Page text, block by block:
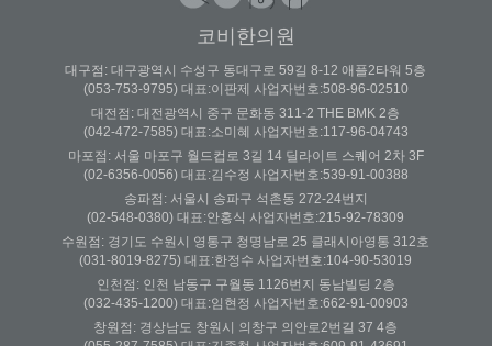
코비한의원
대구점: 대구광역시 수성구 동대구로 59길 8-12 애플2타워 5층
(053-753-9795) 대표:이판제 사업자번호:508-96-02510
대전점: 대전광역시 중구 문화동 311-2 THE BMK 2층
(042-472-7585) 대표:소미혜 사업자번호:117-96-04743
마포점: 서울 마포구 월드컵로 3길 14 딜라이트 스퀘어 2차 3F
(02-6356-0056) 대표:김수정 사업자번호:539-91-00388
송파점: 서울시 송파구 석촌동 272-24번지
(02-548-0380) 대표:안홍식 사업자번호:215-92-78309
수원점: 경기도 수원시 영통구 청명남로 25 클래시아영통 312호
(031-8019-8275) 대표:한정수 사업자번호:104-90-53019
인천점: 인천 남동구 구월동 1126번지 동남빌딩 2층
(032-435-1200) 대표:임현정 사업자번호:662-91-00903
창원점: 경상남도 창원시 의창구 의안로2번길 37 4층